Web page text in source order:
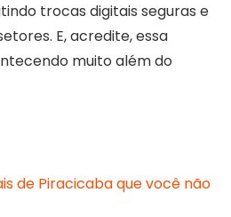
trocas digitais seguras e
E, acredite, essa
muito além do
de Piracicaba que você não